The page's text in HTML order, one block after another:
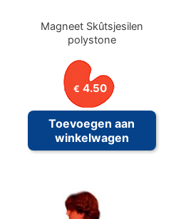
Magneet Skûtsjesilen
polystone
€ 4.50
Toevoegen aan
winkelwagen